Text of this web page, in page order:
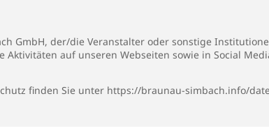
GmbH, der/die Veranstalter oder sonstige
Aktivitäten auf unseren Webseiten sowie in Social
finden Sie unter https://braunau-simbach.info/